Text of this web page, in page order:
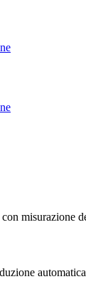
misurazione